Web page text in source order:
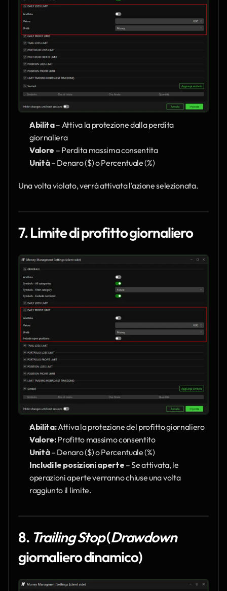
Abilita – Attiva la protezione dalla perdita
giornaliera
Valore – Perdita massima consentita
Unità – Denaro ($) o Percentuale (%)
Una volta violato, verrà attivata l'azione selezionata.
7. Limite di profitto giornaliero
Abilita: Attiva la protezione del profitto giornaliero
Valore: Profitto massimo consentito
Unità – Denaro ($) o Percentuale (%)
Includi le posizioni aperte – Se attivata, le
operazioni aperte verranno chiuse una volta
raggiunto il limite.
8. Trailing Stop (Drawdown
giornaliero dinamico)